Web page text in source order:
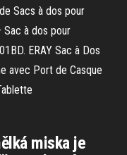
Sacs à dos pour
Sac à dos pour
ERAY Sac à Dos
avec Port de Casque
miska je